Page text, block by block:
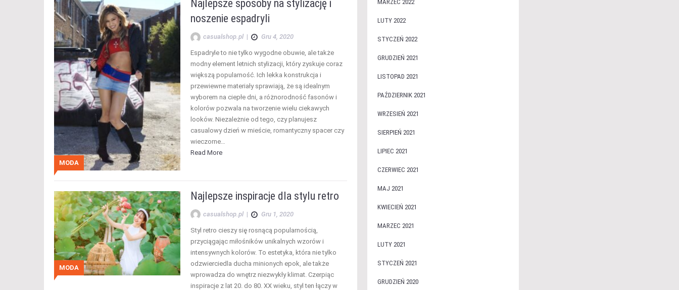
MODA
Najlepsze sposoby na stylizację i
noszenie espadryli
casualshop.pl | Gru 4, 2020
Espadryle to nie tylko wygodne obuwie, ale także
modny element letnich stylizacji, który zyskuje coraz
większą popularność. Ich lekka konstrukcja i
przewiewne materiały sprawiają, że są idealnym
wyborem na ciepłe dni, a różnorodność fasonów i
kolorów pozwala na tworzenie wielu ciekawych
looków. Niezależnie od tego, czy planujesz
casualowy dzień w mieście, romantyczny spacer czy
wieczorne…
Read More
MODA
Najlepsze inspiracje dla stylu retro
casualshop.pl | Gru 1, 2020
Styl retro cieszy się rosnącą popularnością,
przyciągając miłośników unikalnych wzorów i
intensywnych kolorów. To estetyka, która nie tylko
odzwierciedla ducha minionych epok, ale także
wprowadza do wnętrz niezwykły klimat. Czerpiąc
inspiracje z lat 20. do 80. XX wieku, styl ten łączy w
MARZEC 2022
LUTY 2022
STYCZEŃ 2022
GRUDZIEŃ 2021
LISTOPAD 2021
PAŹDZIERNIK 2021
WRZESIEŃ 2021
SIERPIEŃ 2021
LIPIEC 2021
CZERWIEC 2021
MAJ 2021
KWIECIEŃ 2021
MARZEC 2021
LUTY 2021
STYCZEŃ 2021
GRUDZIEŃ 2020